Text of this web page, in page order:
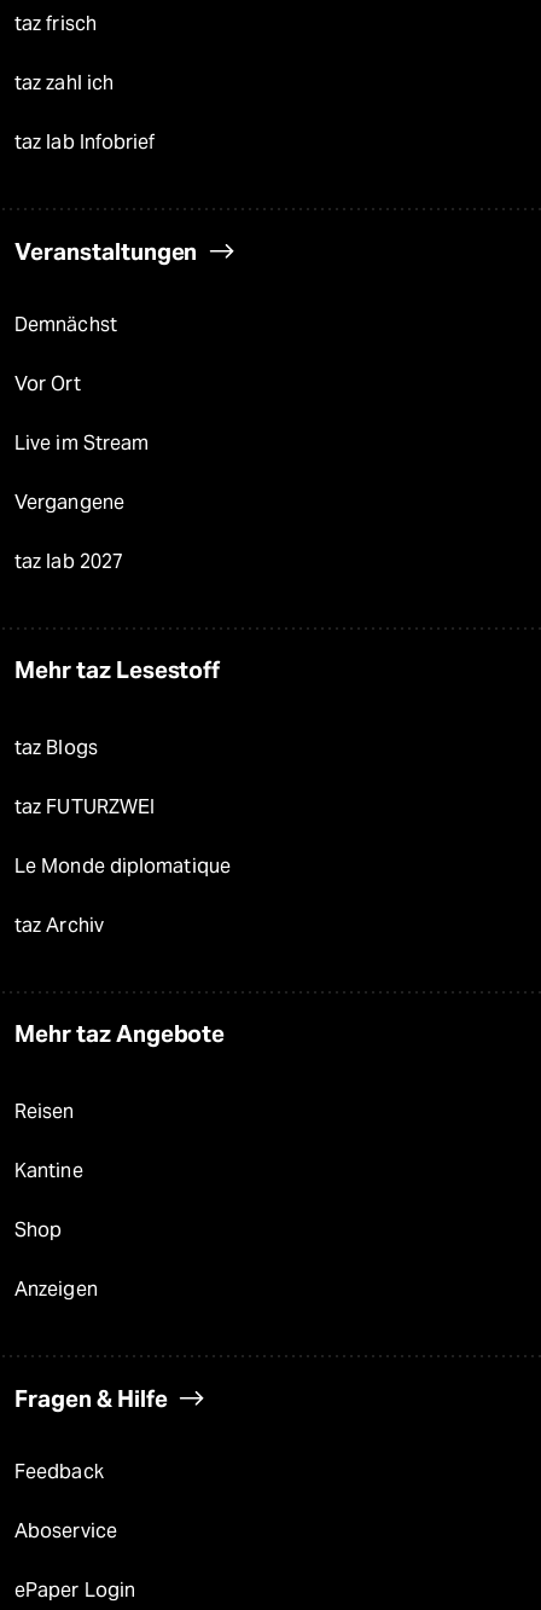
taz frisch
taz zahl ich
taz lab Infobrief
Veranstaltungen
Demnächst
Vor Ort
Live im Stream
Vergangene
taz lab 2027
Mehr taz Lesestoff
taz Blogs
taz FUTURZWEI
Le Monde diplomatique
taz Archiv
Mehr taz Angebote
Reisen
Kantine
Shop
Anzeigen
Fragen & Hilfe
Feedback
Aboservice
ePaper Login